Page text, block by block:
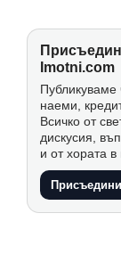
Imotni.com
Публикуваме
наеми,
Всичко от
дискусия,
и от хората